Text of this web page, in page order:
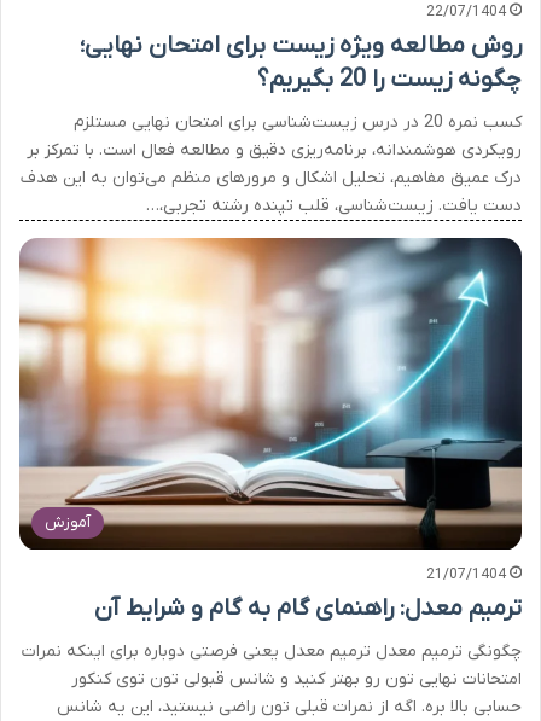
22/07/1404
روش مطالعه ویژه زیست برای امتحان نهایی؛
چگونه زیست را 20 بگیریم؟
کسب نمره 20 در درس زیست‌شناسی برای امتحان نهایی مستلزم
رویکردی هوشمندانه، برنامه‌ریزی دقیق و مطالعه فعال است. با تمرکز بر
درک عمیق مفاهیم، تحلیل اشکال و مرورهای منظم می‌توان به این هدف
دست یافت. زیست‌شناسی، قلب تپنده رشته تجربی،…
آموزش
21/07/1404
ترمیم معدل: راهنمای گام به گام و شرایط آن
چگونگی ترمیم معدل ترمیم معدل یعنی فرصتی دوباره برای اینکه نمرات
امتحانات نهایی تون رو بهتر کنید و شانس قبولی تون توی کنکور
حسابی بالا بره. اگه از نمرات قبلی تون راضی نیستید، این یه شانس